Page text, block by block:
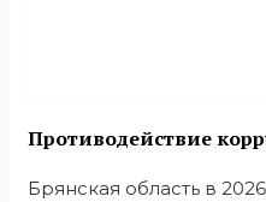
Противодействие
Брянская область в